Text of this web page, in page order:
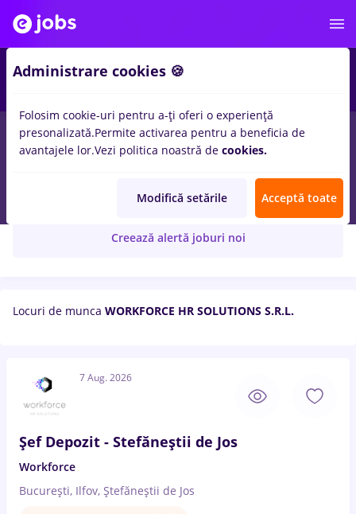
WORKFORCE HR SOLUTIONS S.R.L.
Creează alertă joburi noi
Locuri de munca WORKFORCE HR SOLUTIONS S.R.L.
7 Aug. 2026
Șef Depozit - Stefăneștii de Jos
Workforce
București, Ilfov, Ștefăneștii de Jos
Administrare cookies 🍪
Folosim cookie-uri pentru a-ți oferi o experiență
presonalizată.Permite activarea pentru a beneficia de
avantajele lor.Vezi politica noastră de cookies.
Modifică setările Acceptă toate